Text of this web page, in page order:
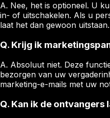
A. Nee, het is optioneel. U
in- of uitschakelen. Als u
laat het dan gewoon uitstaan.
Q. Krijg ik
A. Absoluut niet. Deze
bezorgen van uw
marketing-e-mails met uw
Q. Kan ik de ontvangers